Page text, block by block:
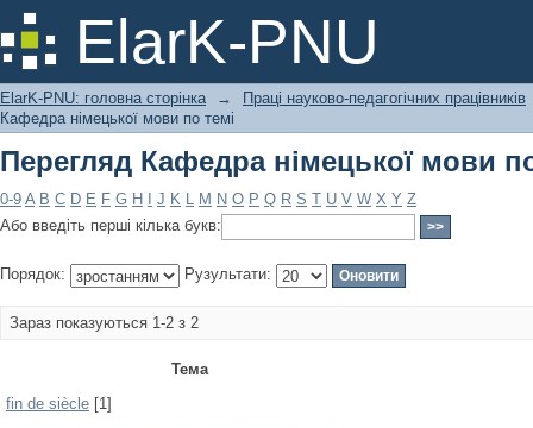
ElarK-PNU
Перегляд Кафедра німецької мови
ElarK-PNU: головна сторінка →
Праці науково-педагогічних працівників
Кафедра німецької мови по темі
Перегляд Кафедра німецької мови
0-9 A B C D E F G H J K L M N O P Q R S T U V W X Y Z
Або введіть перші кілька букв:
Порядок: Рузультати:
Зараз показуються 1-2 з 2
Тема
fin de siècle [1]